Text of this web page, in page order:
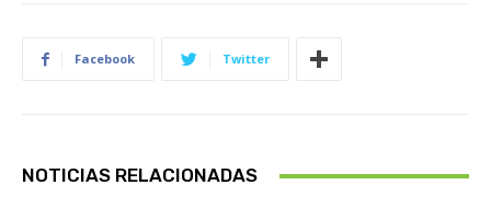
Facebook Twitter
NOTICIAS RELACIONADAS